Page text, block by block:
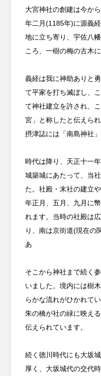
大宮神社の創建は今か
年二月(1185年)に源義
地に立ち寄り、宇佐八
ころ、一樹の梅の古木
義経は我に神助ありと
て平家を打ち滅ぼし、
て神社建立を許され、
宮」と称したと伝えられ
摂津誌には「南島神社
時代は降り、天正十一
城築城にあたって、当
た。社殿・末社の建立
年正月、五月、九月に
れます。当時の社殿は
り、南は京街道(現在の
あ
そこから神社まで続く
いました。境内には樹
らかな流れがひかれて
朱の橋が社の緑に映え
伝えられています。
続く徳川時代にも大坂
厚く、大坂城代の交代